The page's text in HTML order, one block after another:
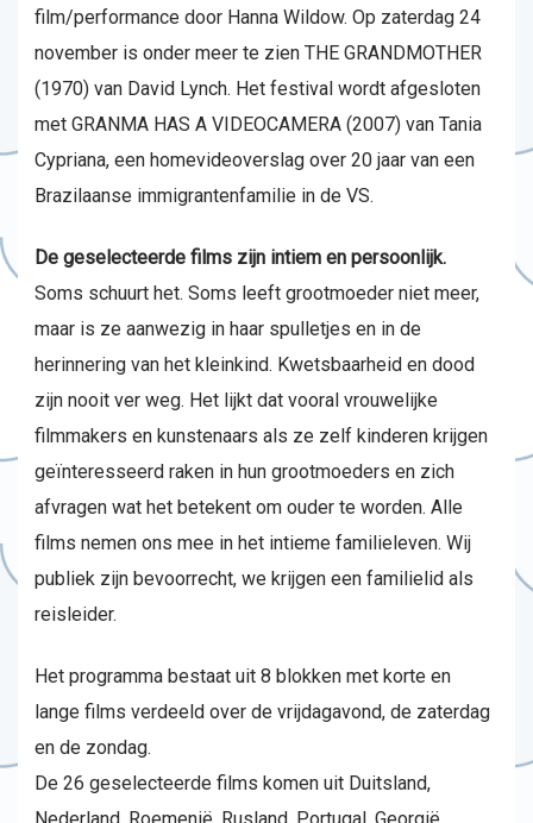
film/performance door Hanna Wildow. Op zaterdag 24
november is onder meer te zien THE GRANDMOTHER
(1970) van David Lynch. Het festival wordt afgesloten
met GRANMA HAS A VIDEOCAMERA (2007) van Tania
Cypriana, een homevideoverslag over 20 jaar van een
Brazilaanse immigrantenfamilie in de VS.
De geselecteerde films zijn intiem en persoonlijk.
Soms schuurt het. Soms leeft grootmoeder niet meer,
maar is ze aanwezig in haar spulletjes en in de
herinnering van het kleinkind. Kwetsbaarheid en dood
zijn nooit ver weg. Het lijkt dat vooral vrouwelijke
filmmakers en kunstenaars als ze zelf kinderen krijgen
geïnteresseerd raken in hun grootmoeders en zich
afvragen wat het betekent om ouder te worden. Alle
films nemen ons mee in het intieme familieleven. Wij
publiek zijn bevoorrecht, we krijgen een familielid als
reisleider.
Het programma bestaat uit 8 blokken met korte en
lange films verdeeld over de vrijdagavond, de zaterdag
en de zondag.
De 26 geselecteerde films komen uit Duitsland,